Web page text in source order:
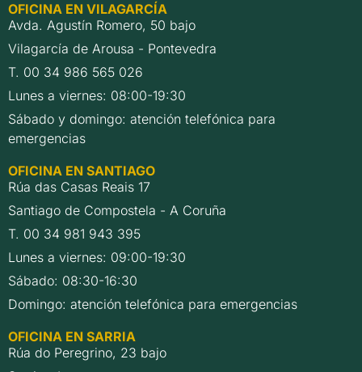
OFICINA EN VILAGARCÍA
Avda. Agustín Romero, 50 bajo
Vilagarcía de Arousa - Pontevedra
T. 00 34 986 565 026
Lunes a viernes: 08:00-19:30
Sábado y domingo: atención telefónica para
emergencias
OFICINA EN SANTIAGO
Rúa das Casas Reais 17
Santiago de Compostela - A Coruña
T. 00 34 981 943 395
Lunes a viernes: 09:00-19:30
Sábado: 08:30-16:30
Domingo: atención telefónica para emergencias
OFICINA EN SARRIA
Rúa do Peregrino, 23 bajo